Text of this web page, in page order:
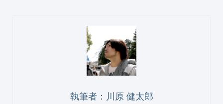
執筆者：川原 健太郎